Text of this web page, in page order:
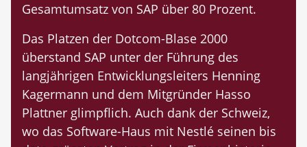
Gesamtumsatz von SAP über 80 Prozent.
Das Platzen der Dotcom-Blase 2000
überstand SAP unter der Führung des
langjährigen Entwicklungsleiters Henning
Kagermann und dem Mitgründer Hasso
Plattner glimpflich. Auch dank der Schweiz,
wo das Software-Haus mit Nestlé seinen bis